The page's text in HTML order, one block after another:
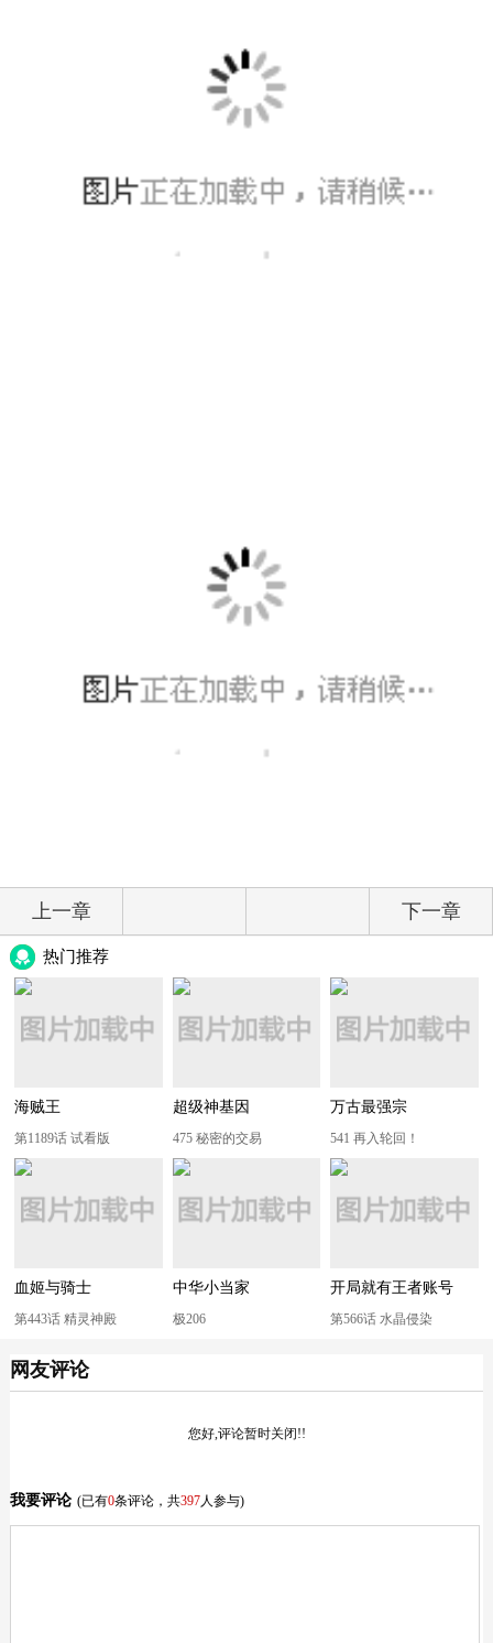
上一章 下一章
热门推荐
海贼王
第1189话 试看版
超级神基因
475 秘密的交易
万古最强宗
541 再入轮回！
血姬与骑士
第443话 精灵神殿
中华小当家
极206
开局就有王者账号
第566话 水晶侵染
网友评论
您好,评论暂时关闭!!
我要评论 (已有0条评论，共397人参与)